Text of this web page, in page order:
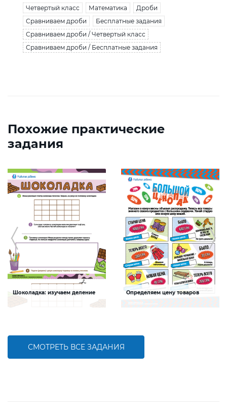
Четвертый класс Математика
Дроби
Сравниваем дроби
Бесплатные задания
Сравниваем дроби / Четвертый класс
Сравниваем дроби / Бесплатные задания
Похожие практические
задания
Шоколадка: изучаем деление Определяем цену товаров
нахождение дроби от числа
СМОТРЕТЬ ВСЕ ЗАДАНИЯ